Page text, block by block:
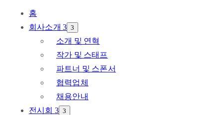
홈
회사소개
소개 및 연혁
작가 및 스태프
파트너 및 스폰서
협력업체
채용안내
전시회